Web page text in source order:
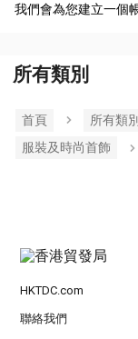
我們會為您建立一個
所有類別
首頁 所有類別
服裝及時尚首飾
HKTDC.com
聯絡我們